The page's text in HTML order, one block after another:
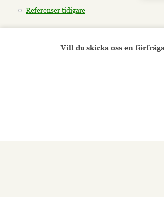
Referenser tidigare
Vill du skicka oss en